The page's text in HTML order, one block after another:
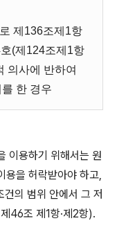
제136조제1항
(제124조제1항
의사에 반하여
한 경우
이용하기 위해서는 원
용을 허락받아야 하고,
의 범위 안에서 그 저
46조 제 1항·제 2항).